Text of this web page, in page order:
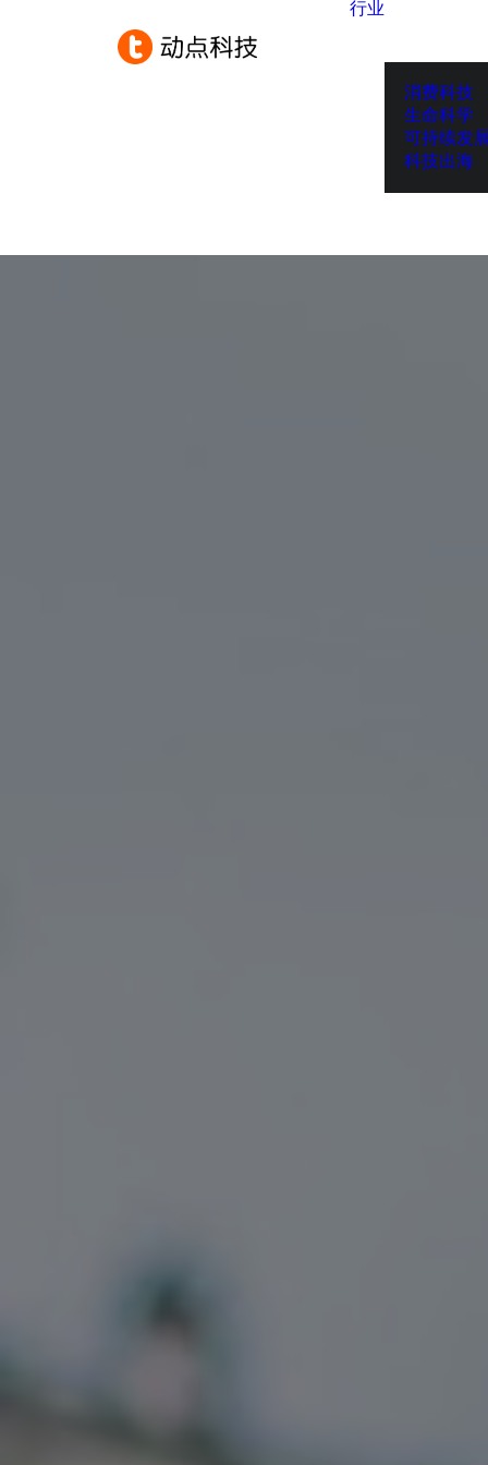
行业
消费科技
生命科学
可持续发
科技出海